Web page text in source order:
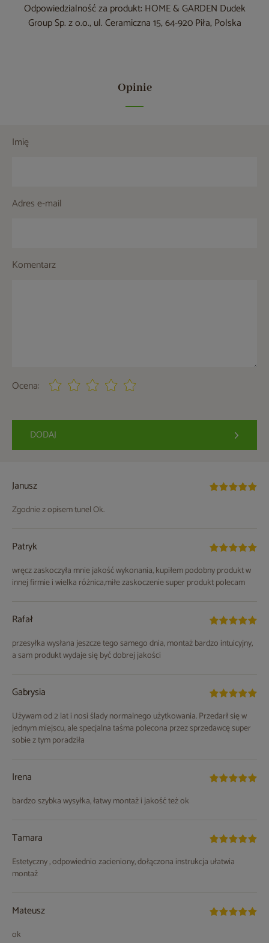
Odpowiedzialność za produkt: HOME & GARDEN Dudek
Group Sp. z o.o., ul. Ceramiczna 15, 64-920 Piła, Polska
Opinie
Imię
Adres e-mail
Komentarz
Ocena:
DODAJ
Janusz
Zgodnie z opisem tunel Ok.
Patryk
wręcz zaskoczyła mnie jakość wykonania, kupiłem podobny produkt w
innej firmie i wielka różnica,miłe zaskoczenie super produkt polecam
Rafał
przesyłka wysłana jeszcze tego samego dnia, montaż bardzo intuicyjny,
a sam produkt wydaje się być dobrej jakości
Gabrysia
Używam od 2 lat i nosi ślady normalnego użytkowania. Przedarł się w
jednym miejscu, ale specjalna taśma polecona przez sprzedawcę super
sobie z tym poradziła
Irena
bardzo szybka wysyłka, łatwy montaż i jakość też ok
Tamara
Estetyczny , odpowiednio zacieniony, dołączona instrukcja ułatwia
montaż
Mateusz
ok